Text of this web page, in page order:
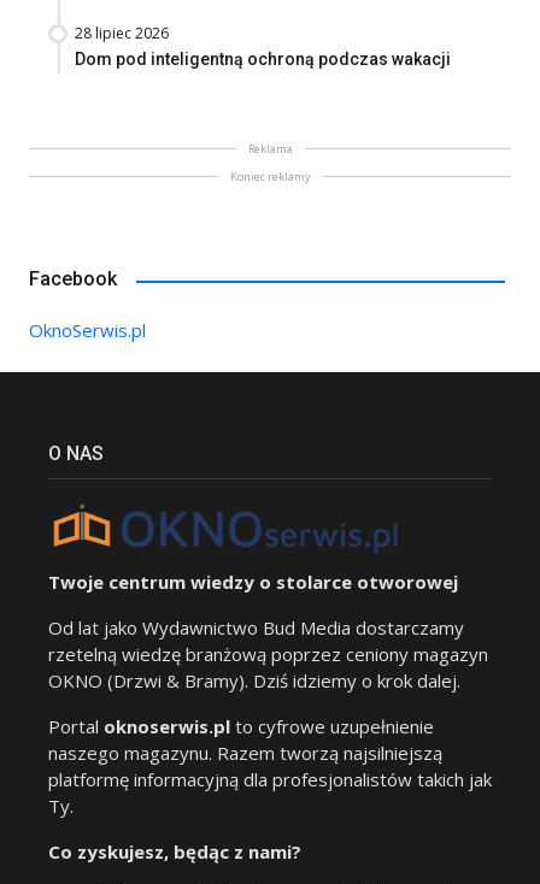
28 lipiec 2026
Dom pod inteligentną ochroną podczas wakacji
Reklama
Koniec reklamy
Facebook
OknoSerwis.pl
O NAS
Twoje centrum wiedzy o stolarce otworowej
Od lat jako Wydawnictwo Bud Media dostarczamy
rzetelną wiedzę branżową poprzez ceniony magazyn
OKNO (Drzwi & Bramy). Dziś idziemy o krok dalej.
Portal oknoserwis.pl to cyfrowe uzupełnienie
naszego magazynu. Razem tworzą najsilniejszą
platformę informacyjną dla profesjonalistów takich jak
Ty.
Co zyskujesz, będąc z nami?